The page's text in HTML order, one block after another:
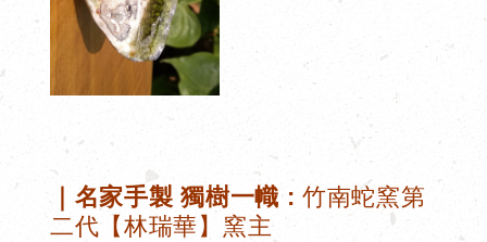
｜名家手製 獨樹一幟 :竹南蛇窯第
二代【林瑞華】窯主